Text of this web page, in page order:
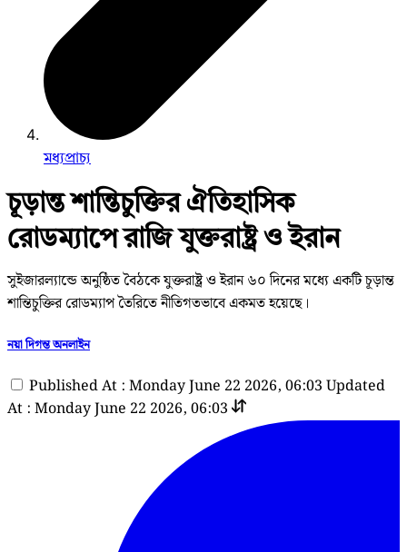
মধ্যপ্রাচ্য
চূড়ান্ত শান্তিচুক্তির ঐতিহাসিক
রোডম্যাপে রাজি যুক্তরাষ্ট্র ও ইরান
সুইজারল্যান্ডে অনুষ্ঠিত বৈঠকে যুক্তরাষ্ট্র ও ইরান ৬০ দিনের মধ্যে একটি চূড়ান্ত
শান্তিচুক্তির রোডম্যাপ তৈরিতে নীতিগতভাবে একমত হয়েছে।
নয়া দিগন্ত অনলাইন
Published At : Monday June 22 2026, 06:03 Updated
At : Monday June 22 2026, 06:03